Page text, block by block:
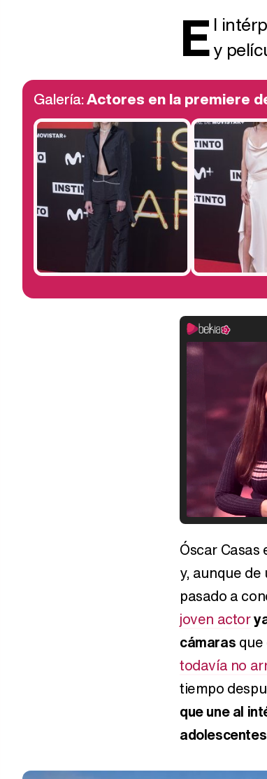
El
y
Galería:Actores en la premiere
Óscar Casas
y, aunque
pasado a
joven actor
cámaras
todavía no
tiempo
que une al